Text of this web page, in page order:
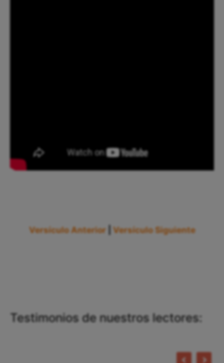
Versículo Anterior Versículo Siguiente
Testimonios de nuestros lectores: